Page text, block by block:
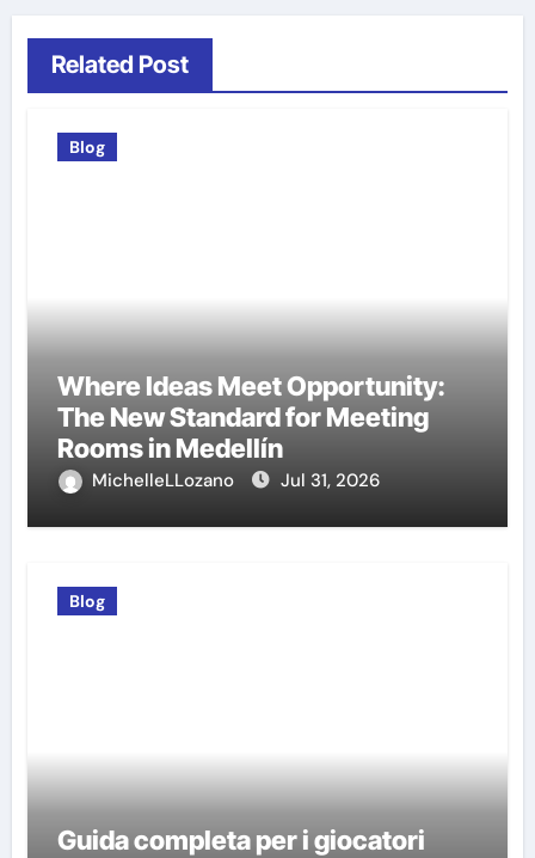
Related Post
Blog
Where Ideas Meet Opportunity:
The New Standard for Meeting
Rooms in Medellín
MichelleLLozano Jul 31, 2026
Blog
Guida completa per i giocatori